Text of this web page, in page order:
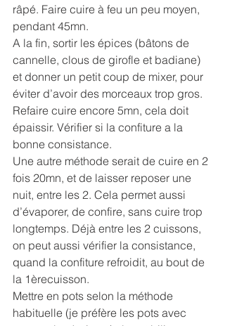
râpé. Faire cuire à feu un peu moyen,
pendant 45mn.
A la fin, sortir les épices (bâtons de
cannelle, clous de girofle et badiane)
et donner un petit coup de mixer, pour
éviter d’avoir des morceaux trop gros.
Refaire cuire encore 5mn, cela doit
épaissir. Vérifier si la confiture a la
bonne consistance.
Une autre méthode serait de cuire en 2
fois 20mn, et de laisser reposer une
nuit, entre les 2. Cela permet aussi
d’évaporer, de confire, sans cuire trop
longtemps. Déjà entre les 2 cuissons,
on peut aussi vérifier la consistance,
quand la confiture refroidit, au bout de
la 1èrecuisson.
Mettre en pots selon la méthode
habituelle (je préfère les pots avec